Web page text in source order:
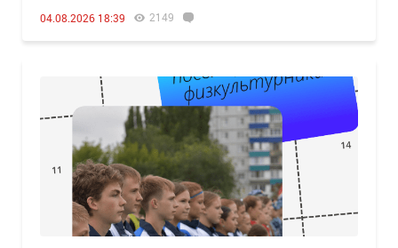
04.08.2026 18:39 2149